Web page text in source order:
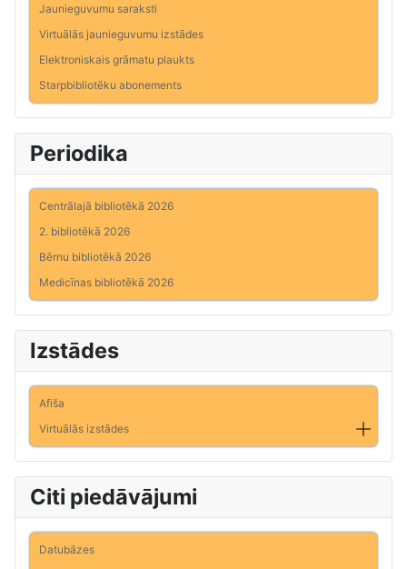
Jaunieguvumu saraksti
Virtuālās jaunieguvumu izstādes
Elektroniskais grāmatu plaukts
Starpbibliotēku abonements
Periodika
Centrālajā bibliotēkā 2026
2. bibliotēkā 2026
Bērnu bibliotēkā 2026
Medicīnas bibliotēkā 2026
Izstādes
Afiša
Virtuālās izstādes
Citi piedāvājumi
Datubāzes